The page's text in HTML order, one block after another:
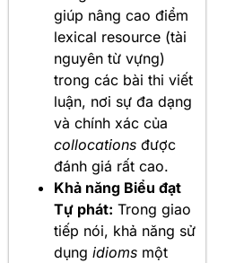
giúp nâng cao điểm
lexical resource (tài
nguyên từ vựng)
trong các bài thi viết
luận, nơi sự đa dạng
và chính xác của
collocations được
đánh giá rất cao.
Khả năng Biểu đạt
Tự phát: Trong giao
tiếp nói, khả năng sử
dụng idioms một